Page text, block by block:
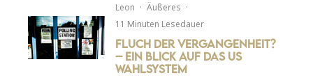
Leon · Äußeres ·
11 Minuten Lesedauer
Fluch der Vergangenheit?
– ein Blick auf das US
Wahlsystem